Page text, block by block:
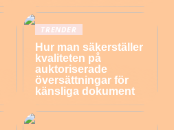
TRENDER
Hur man säkerställer
kvaliteten på
auktoriserade
översättningar för
känsliga dokument